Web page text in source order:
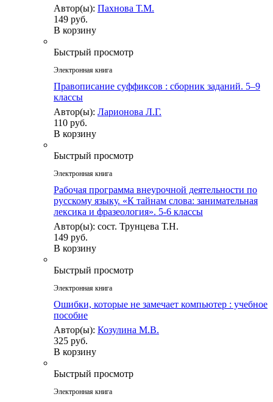
Автор(ы): Пахнова Т.М.
149 руб.
В корзину
Быстрый просмотр
Электронная книга
Правописание суффиксов : cборник заданий. 5–9
классы
Автор(ы): Ларионова Л.Г.
110 руб.
В корзину
Быстрый просмотр
Электронная книга
Рабочая программа внеурочной деятельности по
русскому языку. «К тайнам слова: занимательная
лексика и фразеология». 5-6 классы
Автор(ы): сост. Трунцева Т.Н.
149 руб.
В корзину
Быстрый просмотр
Электронная книга
Ошибки, которые не замечает компьютер : учебное
пособие
Автор(ы): Козулина М.В.
325 руб.
В корзину
Быстрый просмотр
Электронная книга